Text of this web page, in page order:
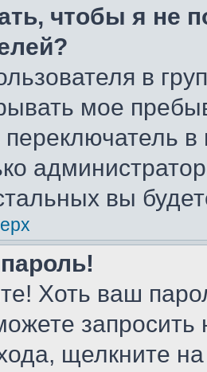
чтобы я не
в
мое
переключатель
вы
Хоть ваш
щелкните